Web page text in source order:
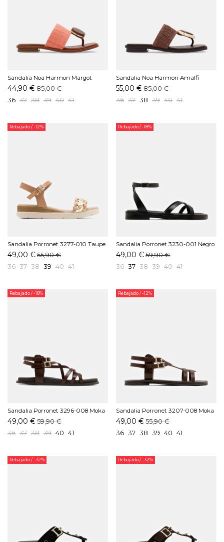
Sandalia Noa Harmon Margot
Naranja
44,90 €85,00 €
36 37 38 39 40 41
Sandalia Noa Harmon Amalfi
Marrón
55,00 € 85,00 €
36 37 38 39 40 41
Rebajado/ -12%
Sandalia Porronet 3277-010 Taupe
49,00 €55,90 €
36 37 38 39 40 41
Rebajado/ -18%
Sandalia Porronet 3230-001 Negro
49,00 € 59,90 €
36 37 38 39 40 41
Rebajado/ -18%
Sandalia Porronet 3296-008 Moka
49,00 €59,90 €
36 37 38 39 40 41
Rebajado/ -12%
Sandalia Porronet 3207-008 Moka
49,00 € 55,90 €
36 37 38 39 40 41
Rebajado/ -32% Rebajado/ -32%